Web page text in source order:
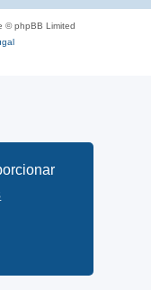
© phpBB Limited